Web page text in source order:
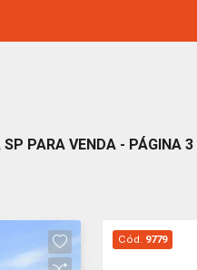
PARA VENDA - PÁGINA 3
Cód. 9779